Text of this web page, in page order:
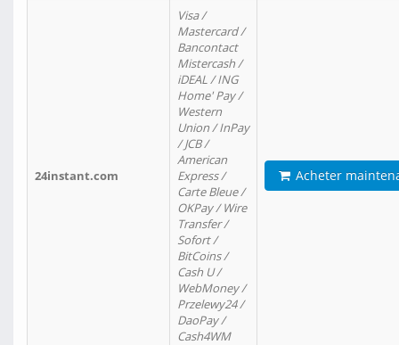
24instant.com
Visa /
Mastercard /
Bancontact
Mistercash /
iDEAL / ING
Home' Pay /
Western
Union / InPay
/ JCB /
American
Express /
Carte Bleue /
OKPay / Wire
Transfer /
Sofort /
BitCoins /
Cash U /
WebMoney /
Przelewy24 /
DaoPay /
Cash4WM
Acheter